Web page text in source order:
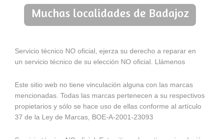
Muchas localidades de Badajoz
Servicio técnico NO oficial, ejerza su derecho a reparar en
un servicio técnico de su elección NO oficial. Llámenos
Este sitio web no tiene vinculación alguna con las marcas
mencionadas. Todas las marcas pertenecen a su respectivos
propietarios y sólo se hace uso de ellas conforme al artículo
37 de la Ley de Marcas, BOE-A-2001-23093